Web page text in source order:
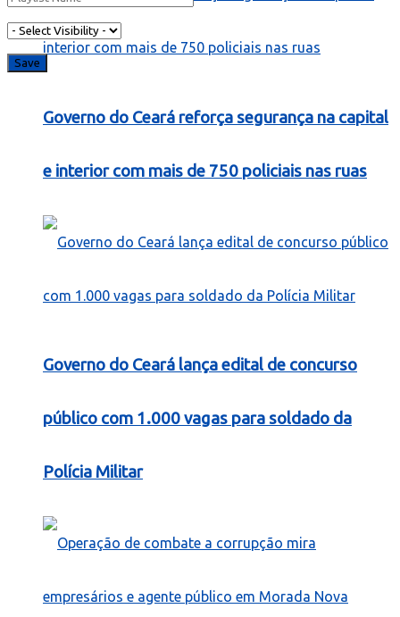
Governo do Ceará reforça segurança na capital
e interior com mais de 750 policiais nas ruas
Governo do Ceará lança edital de concurso
público com 1.000 vagas para soldado da
Polícia Militar